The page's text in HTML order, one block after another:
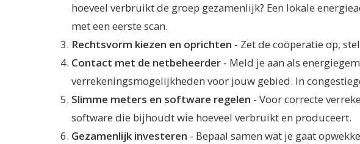
hoeveel verbruikt de groep gezamenlijk? Een lokale
met een eerste scan.
Rechtsvorm kiezen en oprichten - Zet de coöperatie op,
Contact met de netbeheerder - Meld je aan als
verrekeningsmogelijkheden voor jouw gebied. In
Slimme meters en software regelen - Voor correcte
software die bijhoudt wie hoeveel verbruikt en produceert.
Gezamenlijk investeren - Bepaal samen wat je gaat